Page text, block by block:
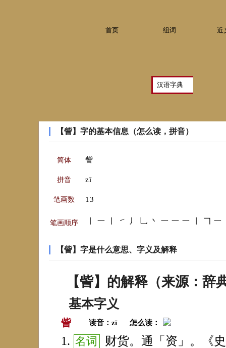
首页 组词 近
【訾】字的基本信息（怎么读，拼音）
简体 訾
拼音 zī
笔画数 13
笔画顺序 一 ㇀ 丿 乚 丶 一 一 一 𠃍 一
【訾】字是什么意思、字义及解释
【訾】的解释（来源：辞
基本字义
訾 读音：zī 怎么读：
名词
财货。通「资」。《